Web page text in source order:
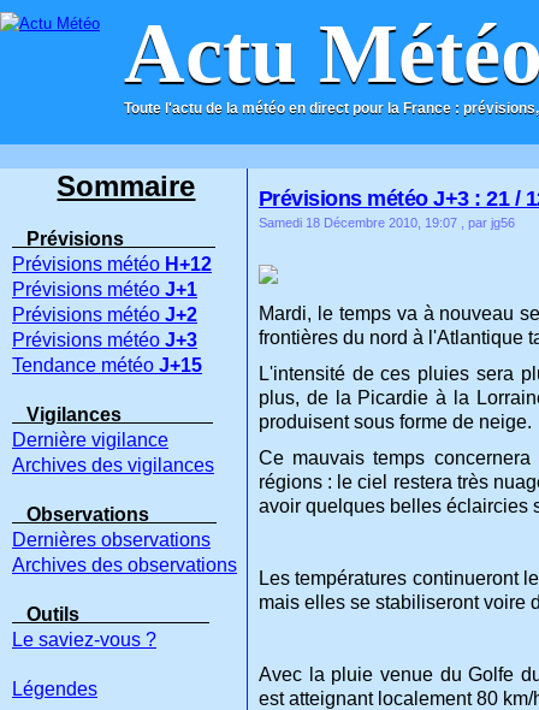
Actu
Toute l'actu de la météo en direct pour la France :
ACCUEIL CONTACT
Prévisions météo J+3 : 21 /
Samedi 18 Décembre 2010, 19:07 , par jg56
Mardi, le temps va à nouveau
frontières du nord à l'Atlantique
L'intensité de ces pluies sera
plus, de la Picardie à la
produisent sous forme de neige.
Ce mauvais temps
régions : le ciel restera très
avoir quelques belles éclaircies
Les températures continueront
mais elles se stabiliseront voire
Avec la pluie venue du Golfe
est atteignant localement 80 km/
Sommaire
Prévisions
Prévisions météo H+12
Prévisions météo J+1
Prévisions météo J+2
Prévisions météo J+3
Tendance météo J+15
Vigilances
Dernière vigilance
Archives des vigilances
Observations
Dernières observations
Archives des observations
Outils
Le saviez-vous ?
Légendes